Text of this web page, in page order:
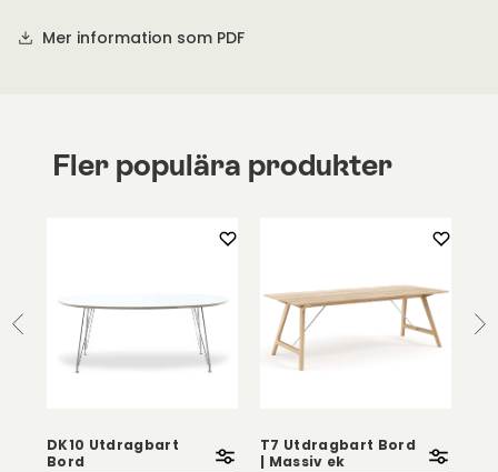
Mer information som PDF
Fler populära produkter
DK10 Utdragbart
Bord
T7 Utdragbart Bord
| Massiv ek